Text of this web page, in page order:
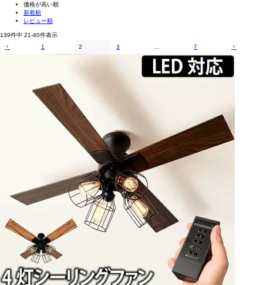
価格が高い順
新着順
レビュー順
139件中 21-40件表示
1
2 3 7